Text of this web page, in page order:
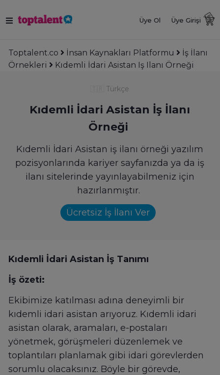
Üye Ol Üye Girişi
Toptalent.co İnsan Kaynakları Platformu
İş İlanı
Örnekleri
Kıdemli İdari Asistan Iş Ilanı Örneği
Türkçe
Kıdemli İdari Asistan İş İlanı
Örneği
Kıdemli İdari Asistan iş ilanı örneği yazılım
pozisyonlarında kariyer sayfanızda ya da iş
ilanı sitelerinde yayınlayabilmeniz için
hazırlanmıştır.
Ücretsiz İş İlanı Ver
Kıdemli İdari Asistan İş Tanımı
İş özeti:
Ekibimize katılması adına deneyimli bir
kıdemli idari asistan arıyoruz. Kıdemli idari
asistan olarak, aramaları, e-postaları
yönetmek, görüşmeleri düzenlemek ve
toplantıları planlamak gibi idari görevlerden
sorumlu olacaksınız. Böyle bir görevde,